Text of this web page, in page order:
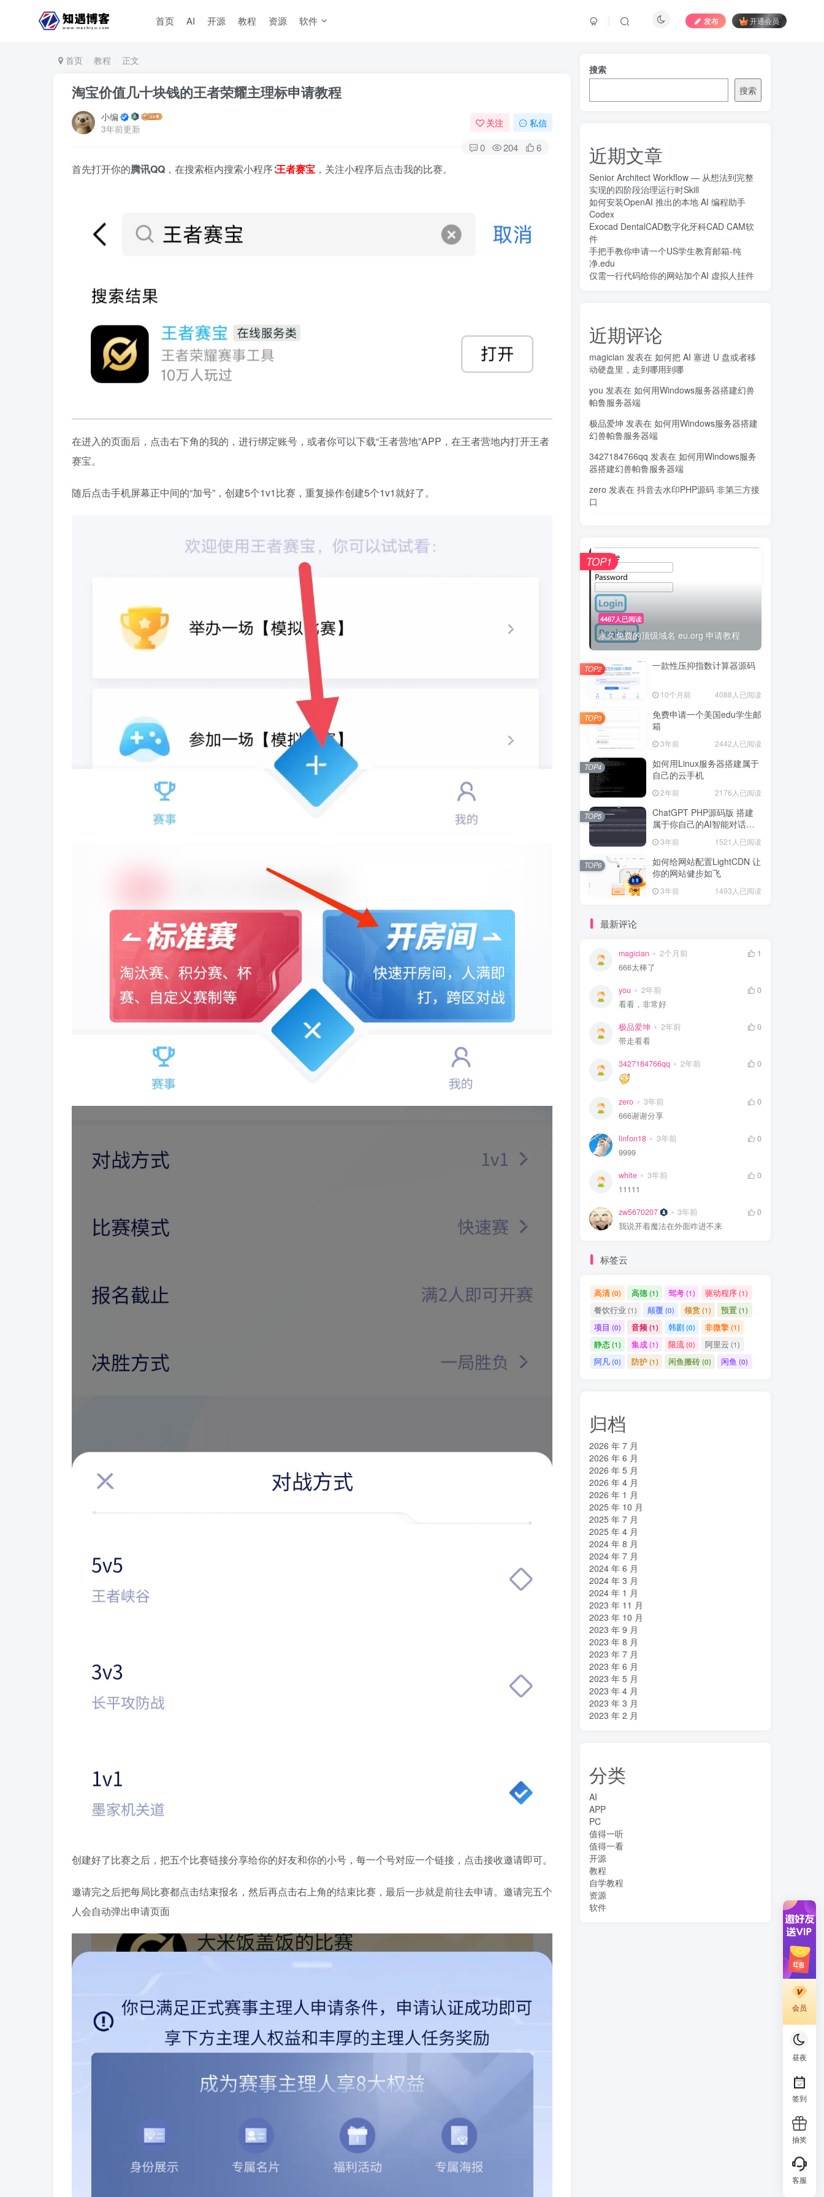
会员
昼夜
签到
抽奖
客服
首页 AI 开源 教程 资源 软件 发布 开通会员
首页 教程 正文
淘宝价值几十块钱的王者荣耀主理标申请教程
小编
3年前更新
关注 私信
0 204 6
首先打开你的腾讯QQ ，在搜索框内搜索小程序∶王者赛宝 ​，关注小程序后点击我的比赛​。
在进入的页面后，点击右下角的我的​，进行绑定账号，或者你可以下载“王者营地”APP，在王者营地内打开王者
赛宝​。
随后点击手机屏幕正中间的“加号”，创建5个1v1比赛，重复操作创建5个1v1就好了。
创建好了比赛之后，把五个比赛链接分享给你的好友和你的小号，每一个号对应一个链接，点击接收邀请即可。
邀请完之后把每局比赛都点击结束报名，然后再点击右上角的结束比赛，最后一步就是前往去申请。邀请完五个
人会自动弹出申请页面
搜索
搜索
近期文章
Senior Architect Workflow — 从想法到完整
实现的四阶段治理运行时Skill
如何安装OpenAI 推出的本地 AI 编程助手
Codex
Exocad DentalCAD数字化牙科CAD CAM软
件
手把手教你申请一个US学生教育邮箱-纯
净.edu
仅需一行代码给你的网站加个AI 虚拟人挂件
近期评论
magician 发表在 如何把 AI 塞进 U 盘或者移
动硬盘里，走到哪用到哪
you 发表在 如何用Windows服务器搭建幻兽
帕鲁服务器端
极品爱坤 发表在 如何用Windows服务器搭建
幻兽帕鲁服务器端
3427184766qq 发表在 如何用Windows服务
器搭建幻兽帕鲁服务器端
zero 发表在 抖音去水印PHP源码 非第三方接
口
4467人已阅读
永久免费的顶级域名 eu.org 申请教程
TOP1
一款性压抑指数计算器源码
10个月前 4088人已阅读
TOP2
免费申请一个美国edu学生邮
箱
3年前 2442人已阅读
TOP3
如何用Linux服务器搭建属于
自己的云手机
2年前 2176人已阅读
TOP4
ChatGPT PHP源码版 搭建
属于你自己的AI智能对话网
3年前 1521人已阅读
TOP5
如何给网站配置LightCDN 让
你的网站健步如飞
3年前 1493人已阅读
TOP6
最新评论
magician 2个月前
1
666太棒了
you 2年前
0
看看，非常好
极品爱坤 2年前
0
带走看看
3427184766qq 2年前 0
zero 3年前
0
666谢谢分享
linfon18 3年前
0
9999
white 3年前
0
11111
zw5670207 3年前
0
我说开着魔法在外面咋进不来
标签云
高清(0) 高德(1) 驾考(1) 驱动程序(1)
餐饮行业 (1) 颠覆(0) 领赏(1) 预置(1)
项目 (0) 音频(1) 韩剧(0) 非微擎(1)
静态(1) 集成(1) 限流(0) 阿里云 (1)
阿凡(0) 防护(1) 闲鱼搬砖(0) 闲鱼 (0)
归档
2026 年 7 月
2026 年 6 月
2026 年 5 月
2026 年 4 月
2026 年 1 月
2025 年 10 月
2025 年 7 月
2025 年 4 月
2024 年 8 月
2024 年 7 月
2024 年 6 月
2024 年 3 月
2024 年 1 月
2023 年 11 月
2023 年 10 月
2023 年 9 月
2023 年 8 月
2023 年 7 月
2023 年 6 月
2023 年 5 月
2023 年 4 月
2023 年 3 月
2023 年 2 月
分类
AI
APP
PC
值得一听
值得一看
开源
教程
自学教程
资源
软件